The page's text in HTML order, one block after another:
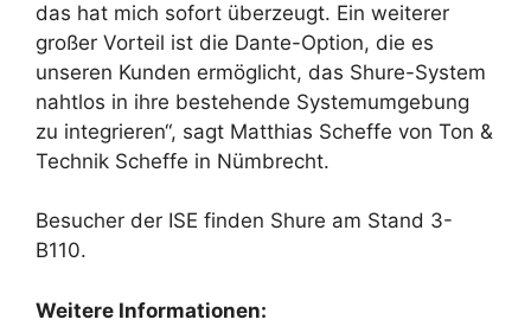
das hat mich sofort überzeugt. Ein weiterer
großer Vorteil ist die Dante-Option, die es
unseren Kunden ermöglicht, das Shure-System
nahtlos in ihre bestehende Systemumgebung
zu integrieren“, sagt Matthias Scheffe von Ton &
Technik Scheffe in Nümbrecht.
Besucher der ISE finden Shure am Stand 3-
B110.
Weitere Informationen: